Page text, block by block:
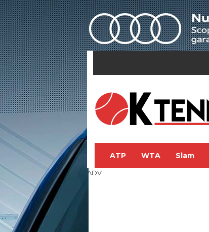
ATP WTA Slam